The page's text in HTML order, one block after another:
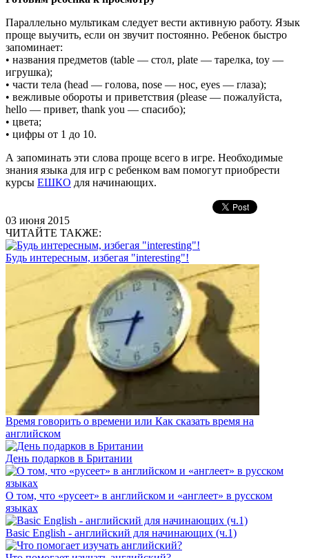
Параллельно мультикам следует вести активную работу. Язык
проще выучить, если он звучит постоянно. Ребенок быстро
запоминает:
• названия предметов (table — стол, plate — тарелка, toy —
игрушка);
• части тела (head — голова, nose — нос, eyes — глаза);
• вежливые обороты и приветствия (please — пожалуйста,
hello — привет, thank you — спасибо);
• цвета;
• цифры от 1 до 10.
А запоминать эти слова проще всего в игре. Необходимые
знания языка для игр с ребенком вам помогут приобрести
курсы ЕШКО для начинающих.
03 июня 2015
ЧИТАЙТЕ ТАКЖЕ:
Будь интересным, избегая "interesting"!
Время говорить о времени или Как сказать время на
английском
День подарков в Британии
О том, что «русеет» в английском и «англеет» в русском
языках
Basic English - английский для начинающих (ч.1)